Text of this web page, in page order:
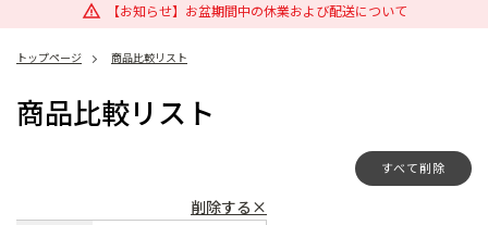
【お知らせ】お盆期間中の休業および配送について
トップページ 商品比較リスト
商品比較リスト
すべて削除
削除する×